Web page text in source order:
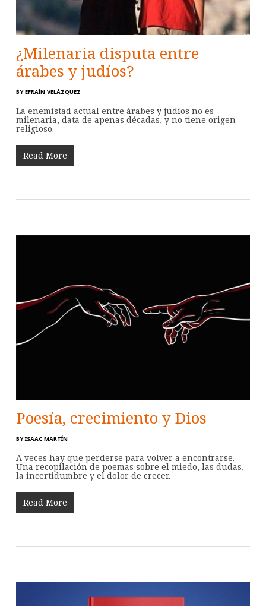
¿Milenaria disputa entre
árabes y judíos?
BY EFRAÍN VELÁZQUEZ
La enemistad actual entre árabes y judíos no es
milenaria, data de apenas décadas, y no tiene origen
religioso.
Read More
Poesía, crecimiento y Dios
BY ISAAC MARTÍN
A veces hay que perderse para volver a encontrarse.
Una recopilación de poemas sobre el miedo, las dudas,
la incertidumbre y el dolor de crecer.
Read More